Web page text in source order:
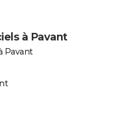
à Pavant
Pavant